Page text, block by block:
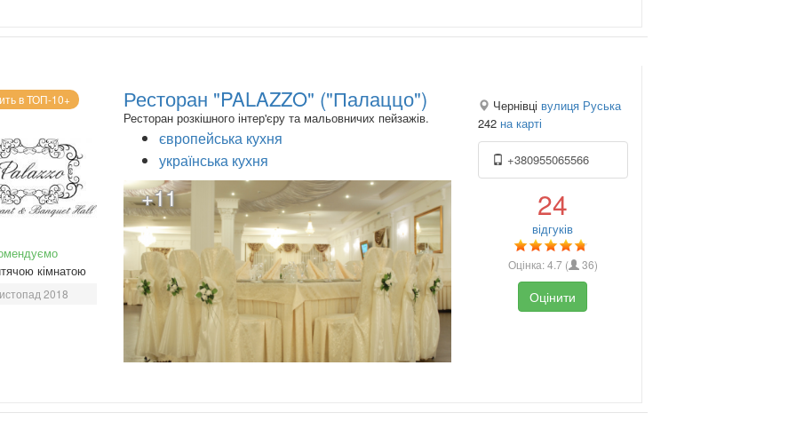
в ТОП-10+
кімнатою
2018
Ресторан "PALAZZO" ("Палаццо")
Ресторан розкішного інтер'єру та мальовничих пейзажів.
європейська кухня
українська кухня
+11
Чернівці вулиця Руська
242 на карті
+380955065566
24
відгуків
Оцінка:4.7 ( 36)
Оцінити